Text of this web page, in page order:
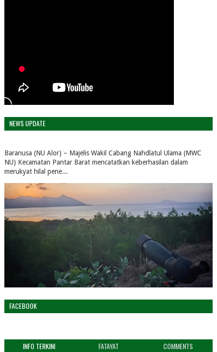
NEWS UPDATE
Baranusa (NU Alor) – Majelis Wakil Cabang Nahdlatul Ulama (MWC
NU) Kecamatan Pantar Barat mencatatkan keberhasilan dalam
merukyat hilal pene...
FACEBOOK
INFO TERKINI FATAYAT COMMENTS